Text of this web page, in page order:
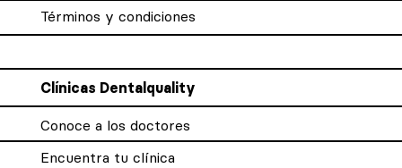
Términos y condiciones
Clínicas Dentalquality
Conoce a los doctores
Encuentra tu clínica